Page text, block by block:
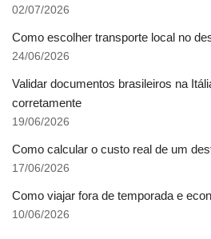
02/07/2026
Como escolher transporte local no
24/06/2026
Validar documentos brasileiros na
corretamente
19/06/2026
Como calcular o custo real de um
17/06/2026
Como viajar fora de temporada e
10/06/2026